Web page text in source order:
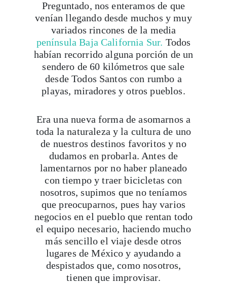
Preguntado, nos enteramos de que
venían llegando desde muchos y muy
variados rincones de la media
península Baja California Sur. Todos
habían recorrido alguna porción de un
sendero de 60 kilómetros que sale
desde Todos Santos con rumbo a
playas, miradores y otros pueblos.
Era una nueva forma de asomarnos a
toda la naturaleza y la cultura de uno
de nuestros destinos favoritos y no
dudamos en probarla. Antes de
lamentarnos por no haber planeado
con tiempo y traer bicicletas con
nosotros, supimos que no teníamos
que preocuparnos, pues hay varios
negocios en el pueblo que rentan todo
el equipo necesario, haciendo mucho
más sencillo el viaje desde otros
lugares de México y ayudando a
despistados que, como nosotros,
tienen que improvisar.